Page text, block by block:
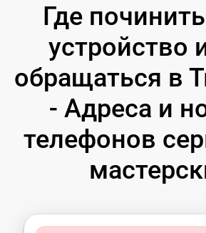
Где
устройство
обращаться в
- Адреса и
телефонов